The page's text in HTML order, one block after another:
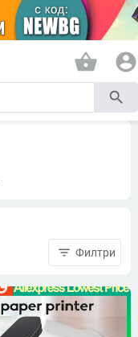
shopping_basket account_circle
search
filter_list Филтри